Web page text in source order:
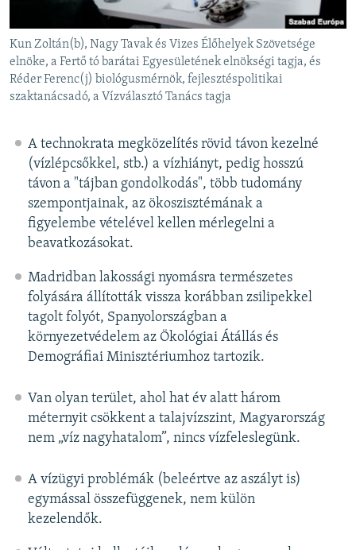
Kun Zoltán(b), Nagy Tavak és Vizes Élőhelyek Szövetsége
elnöke, a Fertő tó barátai Egyesületének elnökségi tagja, és
Réder Ferenc(j) biológusmérnök, fejlesztéspolitikai
szaktanácsadó, a Vízválasztó Tanács tagja
A technokrata megközelítés rövid távon kezelné
(vízlépcsőkkel, stb.) a vízhiányt, pedig hosszú
távon a "tájban gondolkodás", több tudomány
szempontjainak, az ökoszisztémának a
figyelembe vételével kellen mérlegelni a
beavatkozásokat.
Madridban lakossági nyomásra természetes
folyására állították vissza korábban zsilipekkel
tagolt folyót, Spanyolországban a
környezetvédelem az Ökológiai Átállás és
Demográfiai Minisztériumhoz tartozik.
Van olyan terület, ahol hat év alatt három
méternyit csökkent a talajvízszint, Magyarország
nem „víz nagyhatalom”, nincs vízfeleslegünk.
A vízügyi problémák (beleértve az aszályt is)
egymással összefüggenek, nem külön
kezelendők.